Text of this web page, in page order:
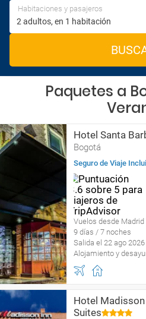
Habitaciones y pasajeros
Paquetes a
Hotel Santa
Bogotá
Seguro de Viaje
Vuelos desde Madrid
9 días / 7 noches
Salida el 22 ago 2026
Alojamiento y
Hotel Madisson
Suites